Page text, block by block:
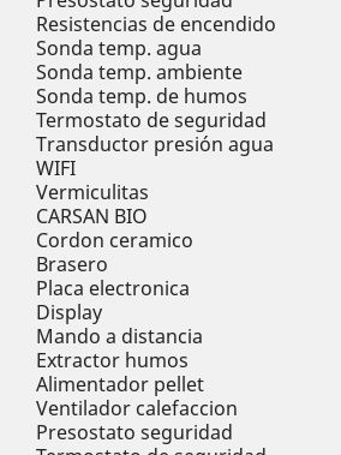
Resistencias de encendido
Sonda temp. agua
Sonda temp. ambiente
Sonda temp. de humos
Termostato de seguridad
Transductor presión agua
WIFI
Vermiculitas
CARSAN BIO
Cordon ceramico
Brasero
Placa electronica
Display
Mando a distancia
Extractor humos
Alimentador pellet
Ventilador calefaccion
Presostato seguridad